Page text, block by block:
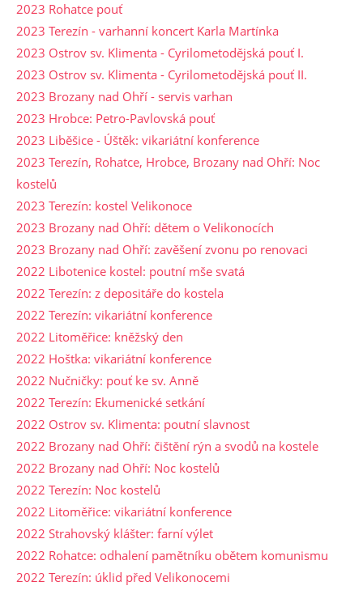
2023 Rohatce pouť
2023 Terezín - varhanní koncert Karla Martínka
2023 Ostrov sv. Klimenta - Cyrilometodějská pouť I.
2023 Ostrov sv. Klimenta - Cyrilometodějská pouť II.
2023 Brozany nad Ohří - servis varhan
2023 Hrobce: Petro-Pavlovská pouť
2023 Liběšice - Úštěk: vikariátní konference
2023 Terezín, Rohatce, Hrobce, Brozany nad Ohří: Noc
kostelů
2023 Terezín: kostel Velikonoce
2023 Brozany nad Ohří: dětem o Velikonocích
2023 Brozany nad Ohří: zavěšení zvonu po renovaci
2022 Libotenice kostel: poutní mše svatá
2022 Terezín: z depositáře do kostela
2022 Terezín: vikariátní konference
2022 Litoměřice: kněžský den
2022 Hoštka: vikariátní konference
2022 Nučničky: pouť ke sv. Anně
2022 Terezín: Ekumenické setkání
2022 Ostrov sv. Klimenta: poutní slavnost
2022 Brozany nad Ohří: čištění rýn a svodů na kostele
2022 Brozany nad Ohří: Noc kostelů
2022 Terezín: Noc kostelů
2022 Litoměřice: vikariátní konference
2022 Strahovský klášter: farní výlet
2022 Rohatce: odhalení pamětníku obětem komunismu
2022 Terezín: úklid před Velikonocemi